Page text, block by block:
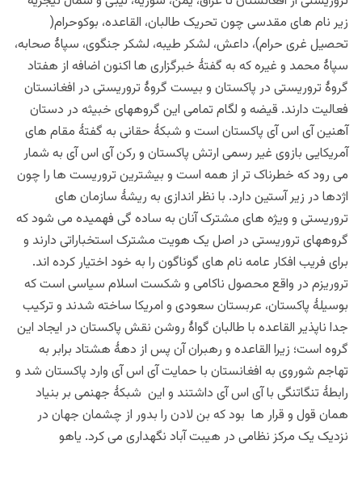
زیر نام های مقدسی چون تحریک طالبان، القاعده، بوکوحرام(
تحصیل غری حرام)، داعش، لشکر طیبه، لشکر جنگوی، سپاۀ صحابه،
سپاۀ محمد و غیره که به گفتۀ خبرگزاری ها اکنون اضافه از هفتاد
گروۀ تروریستی در پاکستان و بیست گروۀ تروریستی در افغانستان
فعالیت دارند. قیضه و لگام تمامی این گروههای خبیثه در دستان
آهنین آی اس آی پاکستان است و شبکۀ حقانی به گفتۀ مقام های
آمریکایی بازوی غیر رسمی ارتش پاکستان و رکن آی اس آی به شمار
می رود که خطرناک تر از همه است و بیشترین تروریست ها را چون
اژدها در زیر آستین دارد. با نظر اندازی به ریشۀ سازمان های
تروریستی و ویژه های مشترک آنان به ساده گی فهمیده می شود که
گروههای تروریستی در اصل یک هویت مشترک استخباراتی دارند و
برای فریب افکار عامه نام های گوناگون را به خود اختیار کرده اند.
تروریزم در واقع محصول ناکامی و شکست اسلام سیاسی است که
بوسیلۀ پاکستان، عربستان سعودی و امریکا ساخته شدند و ترکیب
جدا ناپذیر القاعده با طالبان گواۀ روشن نقش پاکستان در ایجاد این
گروه است؛ زیرا القاعده و رهبران آن پس از دهۀ هشتاد برابر به
تهاجم شوروی به افغانستان با حمایت آی اس آی وارد پاکستان شد و
رابطۀ تنگاتنگی با آی اس آی داشتند و این شبکۀ جهنمی بر بنیاد
همان قول و قرار ها بود که بن لادن را بدور از چشمان جهان در
نزدیک یک مرکز نظامی در هیبت آباد نگهداری می کرد. یاهو